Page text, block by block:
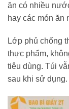
ăn có nhiều
hay các món ăn
Lớp phủ chống
thực phẩm,
tiêu dùng. Túi
sau khi sử dụng.